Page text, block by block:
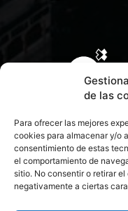
de las
Para ofrecer las mejores
cookies para almacenar y/o
consentimiento de estas
el comportamiento de
sitio. No consentir o retirar
negativamente a ciertas
CONTACTA CON